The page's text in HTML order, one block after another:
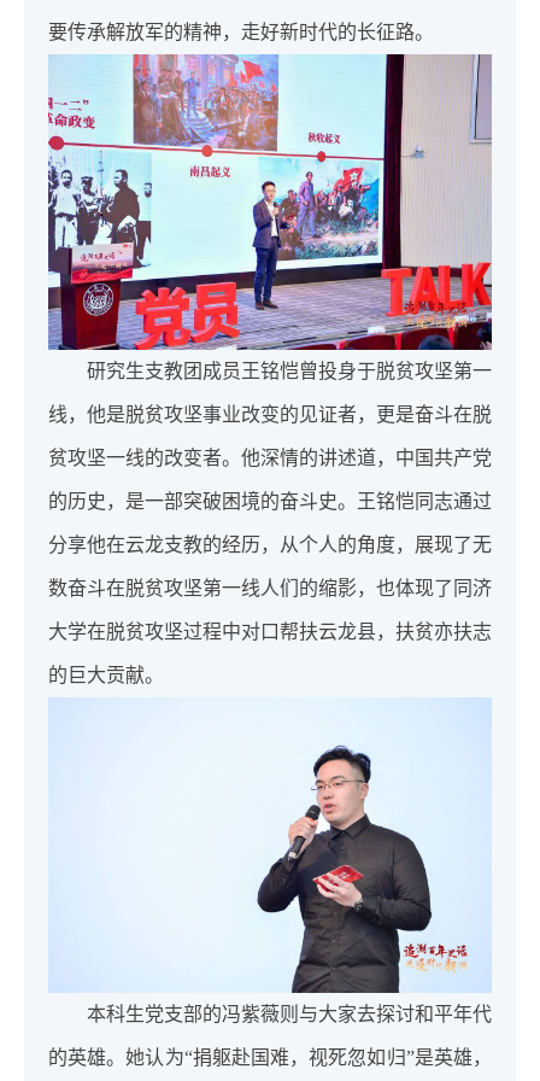
要传承解放军的精神，走好新时代的长征路。
研究生支教团成员王铭恺曾投身于脱贫攻坚第一
线，他是脱贫攻坚事业改变的见证者，更是奋斗在脱
贫攻坚一线的改变者。他深情的讲述道，中国共产党
的历史，是一部突破困境的奋斗史。王铭恺同志通过
分享他在云龙支教的经历，从个人的角度，展现了无
数奋斗在脱贫攻坚第一线人们的缩影，也体现了同济
大学在脱贫攻坚过程中对口帮扶云龙县，扶贫亦扶志
的巨大贡献。
本科生党支部的冯紫薇则与大家去探讨和平年代
的英雄。她认为“捐躯赴国难，视死忽如归”是英雄，